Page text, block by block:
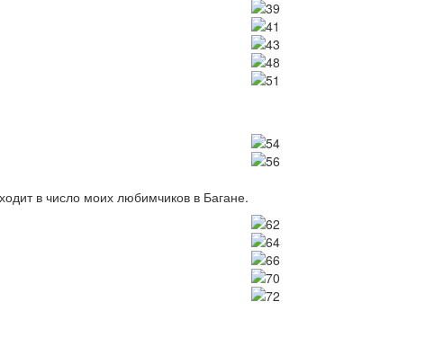
Image
Image
Image
Image
Image
Image
Image
в число моих любимчиков в Багане.
Image
Image
Image
Image
Image